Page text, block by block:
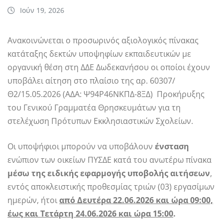
Ιούν 19, 2026
Ανακοινώνεται ο προσωρινός αξιολογικός πίνακας
κατάταξης δεκτών υποψηφίων εκπαιδευτικών με
οργανική θέση στη ΔΔΕ Δωδεκανήσου οι οποίοι έχουν
υποβάλει αίτηση στο πλαίσιο της αρ. 60307/
Θ2/15.05.2026 (ΑΔΑ: Ψ94Ρ46ΝΚΠΔ-8ΞΔ) Προκήρυξης
του Γενικού Γραμματέα Θρησκευμάτων για τη
στελέχωση Πρότυπων Εκκλησιαστικών Σχολείων.
Οι υποψήφιοι μπορούν να υποβάλουν ένσταση
ενώπιον των οικείων ΠΥΣΔΕ κατά του ανωτέρω πίνακα
μέσω της ειδικής εφαρμογής υποβολής αιτήσεων,
εντός αποκλειστικής προθεσμίας τριών (03) εργασίμων
ημερών, ήτοιαπό Δευτέρα 22.06.2026 και ώρα 09:00,
έως και Τετάρτη 24.06.2026 και ώρα 15:00.